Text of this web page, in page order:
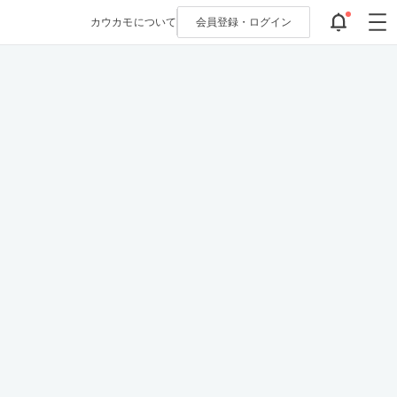
カウカモについて 会員登録・ ログイン